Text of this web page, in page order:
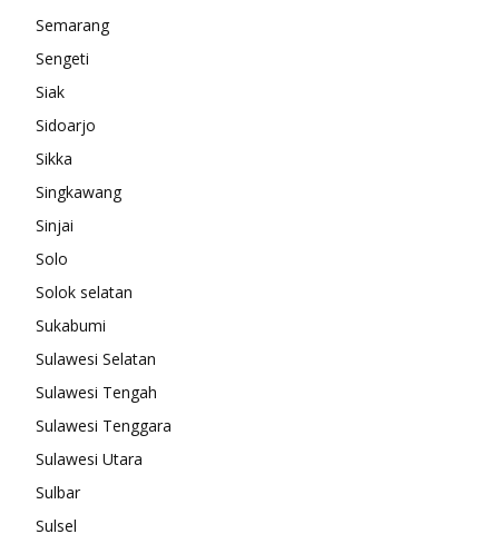
Semarang
Sengeti
Siak
Sidoarjo
Sikka
Singkawang
Sinjai
Solo
Solok selatan
Sukabumi
Sulawesi Selatan
Sulawesi Tengah
Sulawesi Tenggara
Sulawesi Utara
Sulbar
Sulsel